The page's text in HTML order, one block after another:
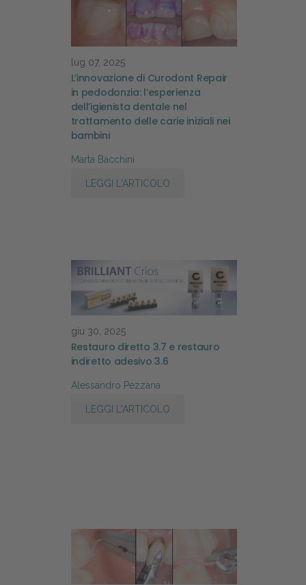
lug 07, 2025
L’innovazione di Curodont Repair
in pedodonzia: l’esperienza
dell’igienista dentale nel
trattamento delle carie iniziali nei
bambini
Marta Bacchini
LEGGI L'ARTICOLO
giu 30, 2025
Restauro diretto 3.7 e restauro
indiretto adesivo 3.6
Alessandro Pezzana
LEGGI L'ARTICOLO